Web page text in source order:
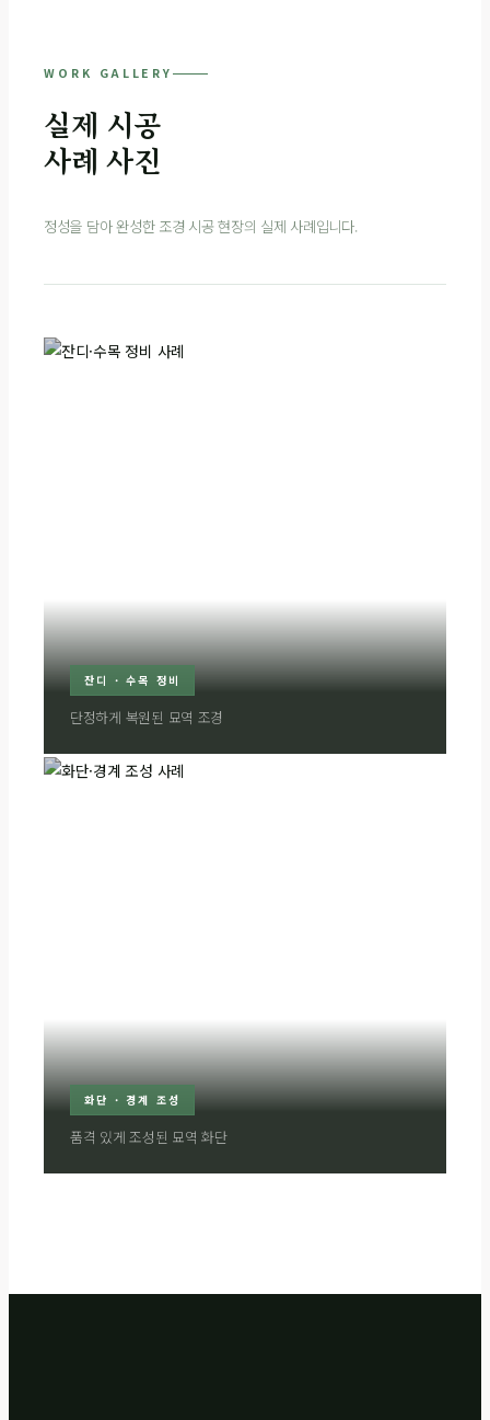
WORK GALLERY
실제 시공
사례 사진
정성을 담아 완성한 조경 시공 현장의 실제 사례입니다.
잔디 · 수목 정비
단정하게 복원된 묘역 조경
화단 · 경계 조성
품격 있게 조성된 묘역 화단